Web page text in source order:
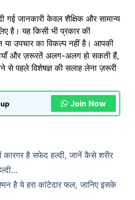
जानकारी केवल शैक्षिक और सामान्य
है। यह किसी भी प्रकार की
या उपचार का विकल्प नहीं है। आपकी
और ज़रूरतें अलग-अलग हो सकती हैं,
से पहले विशेषज्ञ की सलाह लेना ज़रूरी
Join Now
है सफेद हल्दी, जानें कैसे शरीर
है ये हरा कांटेदार फल, जानिए इसके